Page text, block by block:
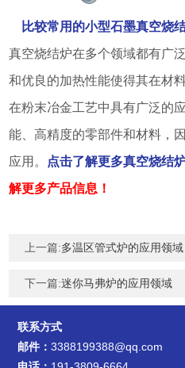
比较常用的小型石墨真空烧
真空烧结炉在多个领域都有广
和优良的加热性能使得其在材
在粉末冶金工艺中具有广泛的
能、高精度的零部件和材料，
应用。
点击了解更多真空烧结
解更多产品信息！
上一篇:多温区管式炉的应用领域
下一篇:迷你马弗炉的应用领域
联系方式
邮件：3388199388@qq.com